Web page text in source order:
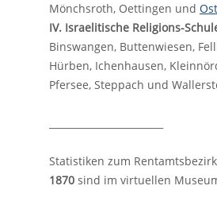
Mönchsroth, Oettingen und
IV. Israelitische Religions-
Binswangen, Buttenwiesen,
Hürben, Ichenhausen,
Pfersee, Steppach und
Statistiken zum
1870 sind im virtuellen